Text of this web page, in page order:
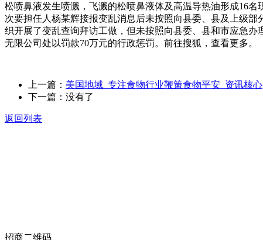
松喷鼻液发生喷溅，飞溅的松喷鼻液体及高温导热油形成16
次要担任人杨某辉接报变乱消息后未按照向县委、县及上级
织开展了变乱查询拜访工做，但未按照向县委、县和市应急办
无限公司处以罚款70万元的行政惩罚。前往搜狐，查看更多。
上一篇： 美国地域_专注食物行业鞭策食物平安_资讯核心
下一篇：没有了
返回列表
招商二维码